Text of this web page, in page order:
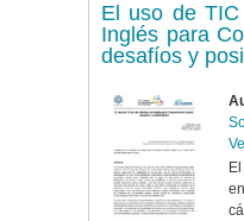
El uso de
Inglés para
desafíos y